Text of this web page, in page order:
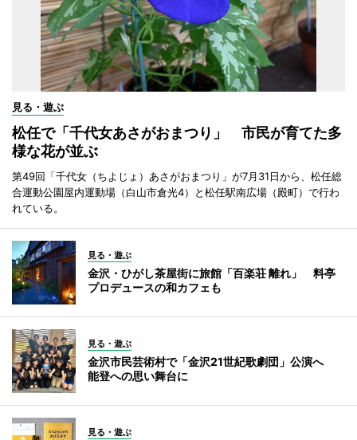
見る・遊ぶ
松任で「千代女あさがおまつり」 市民が育てた多
様な花が並ぶ
第49回「千代女（ちよじょ）あさがおまつり」が7月31日から、松任総
合運動公園屋内運動場（白山市倉光4）と松任駅南広場（殿町）で行わ
れている。
見る・遊ぶ
金沢・ひがし茶屋街に旅館「百楽荘 離れ」 料亭
プロデュースの和カフェも
見る・遊ぶ
金沢市民芸術村で「金沢21世紀歌劇団」公演へ
能登への思い舞台に
見る・遊ぶ